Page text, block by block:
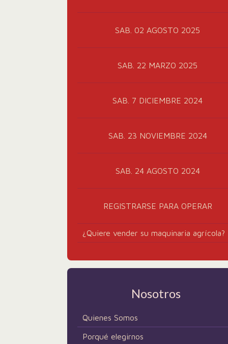
SAB. 02 AGOSTO 2025
SAB. 22 MARZO 2025
SAB. 7 DICIEMBRE 2024
SAB. 23 NOVIEMBRE 2024
SAB. 24 AGOSTO 2024
REGISTRARSE PARA OPERAR
¿Quiere vender su maquinaria agrícola?
Nosotros
Quienes Somos
Porqué elegirnos